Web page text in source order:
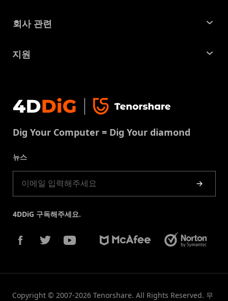
파티션 관리 도구
중복 파일 찾기 및 제거
꿀팁 모음
맥 복구 솔루션
중복 파일 제거
회사 관련
회사소개
이용약권
쿠키정책(업데이트됨)
지원
문의
제품 가이드
Dig Your Computer = Dig Your diamond
뉴스
4DDiG 구독해주세요.
Copyright © 2007-2026 Tenorshare. All Rights Reserved. 무